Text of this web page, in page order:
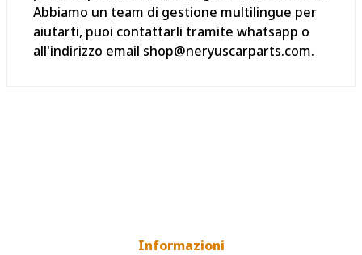
Abbiamo un team di gestione multilingue per
aiutarti, puoi contattarli tramite whatsapp o
all'indirizzo email shop@neryuscarparts.com.
Informazioni